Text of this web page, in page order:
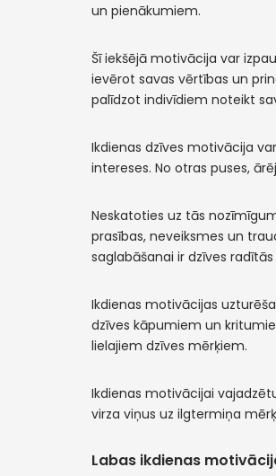
un pienākumiem.
Šī iekšējā motivācija var
ievērot savas vērtības un
palīdzot indivīdiem noteikt
Ikdienas dzīves motivācija
intereses. No otras puses,
Neskatoties uz tās
prasības, neveiksmes un
saglabāšanai ir dzīves
Ikdienas motivācijas
dzīves kāpumiem un
lielajiem dzīves mērķiem.
Ikdienas motivācijai
virza viņus uz ilgtermiņa
Labas ikdienas